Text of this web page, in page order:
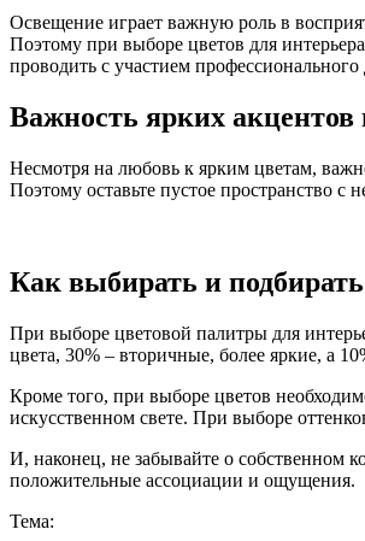
Освещение играет важную роль в
Поэтому при выборе цветов для
проводить с участием
Важность ярких акцентов
Несмотря на любовь к ярким цветам,
Поэтому оставьте пустое пространство
Как выбирать и
При выборе цветовой палитры для
цвета, 30% – вторичные, более яркие, а
Кроме того, при выборе цветов
искусственном свете. При выборе
И, наконец, не забывайте о собственном
положительные ассоциации и ощущения.
Тема: